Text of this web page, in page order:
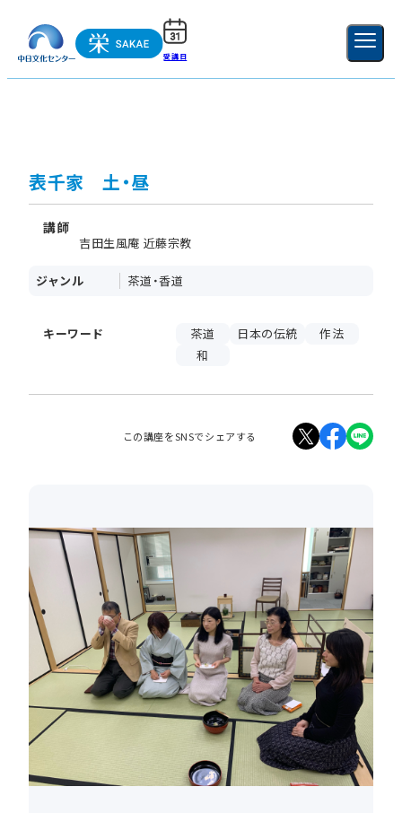
受講日 新規登録
表千家 土・昼
講師
吉田生風庵 近藤宗教
ジャンル 茶道・香道
キーワード 茶道 日本の伝統
作法
和
この講座をSNSでシェアする